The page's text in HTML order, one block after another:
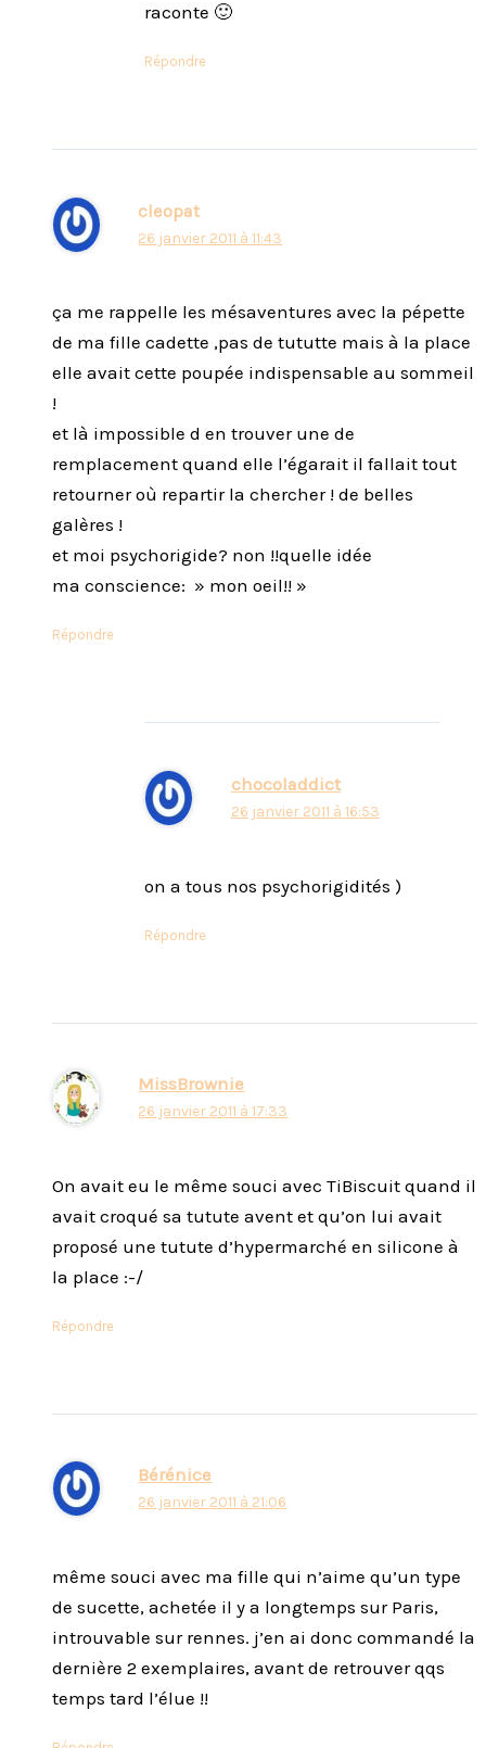
raconte 🙂
Répondre
cleopat
26 janvier 2011 à 11:43
ça me rappelle les mésaventures avec la pépette
de ma fille cadette ,pas de tututte mais à la place
elle avait cette poupée indispensable au sommeil
!
et là impossible d en trouver une de
remplacement quand elle l’égarait il fallait tout
retourner où repartir la chercher ! de belles
galères !
et moi psychorigide? non !!quelle idée
ma conscience: » mon oeil!! »
Répondre
chocoladdict
26 janvier 2011 à 16:53
on a tous nos psychorigidités )
Répondre
MissBrownie
26 janvier 2011 à 17:33
On avait eu le même souci avec TiBiscuit quand il
avait croqué sa tutute avent et qu’on lui avait
proposé une tutute d’hypermarché en silicone à
la place :-/
Répondre
Bérénice
26 janvier 2011 à 21:06
même souci avec ma fille qui n’aime qu’un type
de sucette, achetée il y a longtemps sur Paris,
introuvable sur rennes. j’en ai donc commandé la
dernière 2 exemplaires, avant de retrouver qqs
temps tard l’élue !!